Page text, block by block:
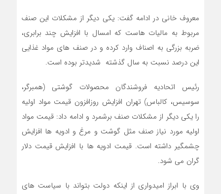
معروف‎ خانی در ادامه گفت: یکی دیگر از مشکلات این صنف
مربوط به مالیات هاست که امسال با افزایش چند برابری،
ضربه بزرگی به اصناف وارد کرده و در صنف های مواد غذایی
این درصد نسبت به سال گذشته شدیدتر بوده است.
رئیس اتحادیه فروشندگان محصولات گوشتی (همبرگر،
سوسیس، کالباس) تهران افزایش روزافزون قیمت مواد اولیه
را یکی دیگر از مشکلات صنف برشمرد و ادامه داد: قیمت مواد
اولیه مورد نیاز صنف مثل گوشت و مرغ و ادویه ها افزایش
چشمگیر داشته است. قیمت ادویه ها با افزایش قیمت دلار
گران می شود.
وی با ابراز امیدواری از اینکه دولت بتواند با سیاست های